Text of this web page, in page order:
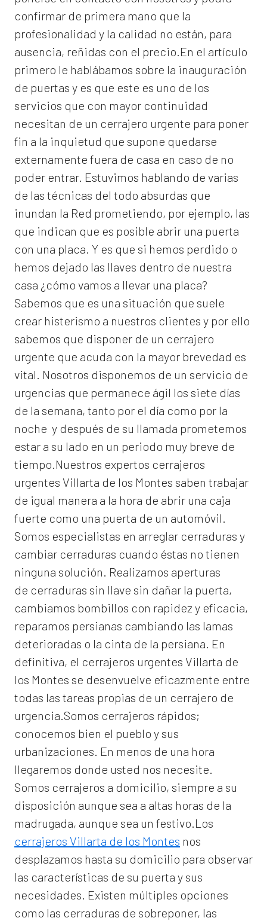
confirmar de primera mano que la
profesionalidad y la calidad no están, para
ausencia, reñidas con el precio.En el artículo
primero le hablábamos sobre la inauguración
de puertas y es que este es uno de los
servicios que con mayor continuidad
necesitan de un cerrajero urgente para poner
fin a la inquietud que supone quedarse
externamente fuera de casa en caso de no
poder entrar. Estuvimos hablando de varias
de las técnicas del todo absurdas que
inundan la Red prometiendo, por ejemplo, las
que indican que es posible abrir una puerta
con una placa. Y es que si hemos perdido o
hemos dejado las llaves dentro de nuestra
casa ¿cómo vamos a llevar una placa?
Sabemos que es una situación que suele
crear histerismo a nuestros clientes y por ello
sabemos que disponer de un cerrajero
urgente que acuda con la mayor brevedad es
vital. Nosotros disponemos de un servicio de
urgencias que permanece ágil los siete días
de la semana, tanto por el día como por la
noche y después de su llamada prometemos
estar a su lado en un periodo muy breve de
tiempo.Nuestros expertos cerrajeros
urgentes Villarta de los Montes saben trabajar
de igual manera a la hora de abrir una caja
fuerte como una puerta de un automóvil.
Somos especialistas en arreglar cerraduras y
cambiar cerraduras cuando éstas no tienen
ninguna solución. Realizamos aperturas
de cerraduras sin llave sin dañar la puerta,
cambiamos bombillos con rapidez y eficacia,
reparamos persianas cambiando las lamas
deterioradas o la cinta de la persiana. En
definitiva, el cerrajeros urgentes Villarta de
los Montes se desenvuelve eficazmente entre
todas las tareas propias de un cerrajero de
urgencia.Somos cerrajeros rápidos;
conocemos bien el pueblo y sus
urbanizaciones. En menos de una hora
llegaremos donde usted nos necesite.
Somos cerrajeros a domicilio, siempre a su
disposición aunque sea a altas horas de la
madrugada, aunque sea un festivo.Los
cerrajeros Villarta de los Montes nos
desplazamos hasta su domicilio para observar
las características de su puerta y sus
necesidades. Existen múltiples opciones
como las cerraduras de sobreponer, las